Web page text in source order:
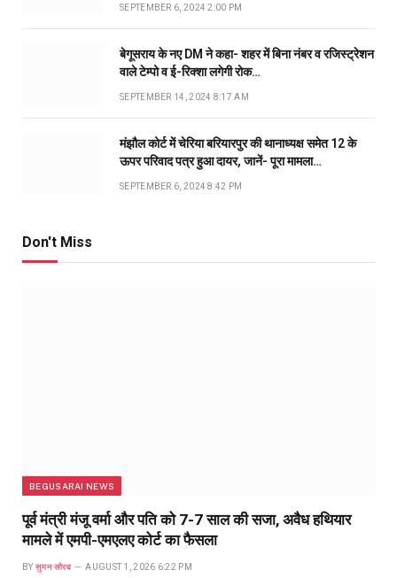
SEPTEMBER 6, 2024 2:00 PM
बेगूसराय के नए DM ने कहा- शहर में बिना नंबर व रजिस्ट्रेशन
वाले टेम्पो व ई-रिक्शा लगेगी रोक…
SEPTEMBER 14, 2024 8:17 AM
मंझौल कोर्ट में चेरिया बरियारपुर की थानाध्यक्ष समेत 12 के
ऊपर परिवाद पत्र हुआ दायर, जानें- पूरा मामला…
SEPTEMBER 6, 2024 8:42 PM
Don't Miss
BEGUSARAI NEWS
पूर्व मंत्री मंजू वर्मा और पति को 7-7 साल की सजा, अवैध हथियार
मामले में एमपी-एमएलए कोर्ट का फैसला
BY सुमन सौरब AUGUST 1, 2026 6:22 PM